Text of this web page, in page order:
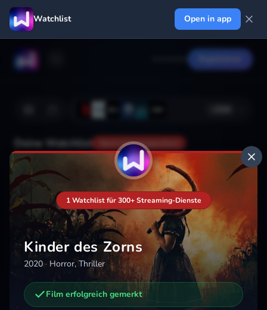
Watchlist Open in app
Deine Watchlist Noch nicht gespeichert
Hinzufügen
Weitere Trailer, die dich interessieren könnten
1 Watchlist für 300+ Streaming-Dienste
Kinder des Zorns
2020 · Horror, Thriller
Film erfolgreich gemerkt